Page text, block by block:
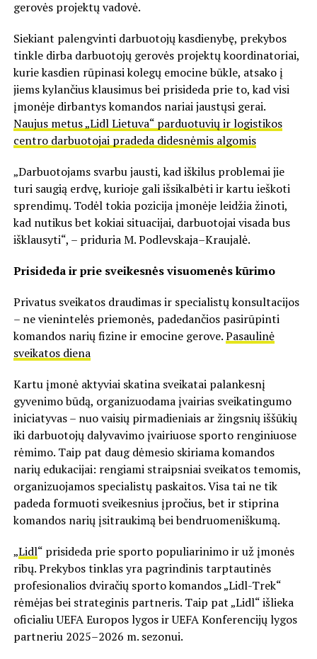
gerovės projektų vadovė.
Siekiant palengvinti darbuotojų kasdienybę, prekybos
tinkle dirba darbuotojų gerovės projektų koordinatoriai,
kurie kasdien rūpinasi kolegų emocine būkle, atsako į
jiems kylančius klausimus bei prisideda prie to, kad visi
įmonėje dirbantys komandos nariai jaustųsi gerai.
Naujus metus „Lidl Lietuva“ parduotuvių ir logistikos
centro darbuotojai pradeda didesnėmis algomis
„Darbuotojams svarbu jausti, kad iškilus problemai jie
turi saugią erdvę, kurioje gali išsikalbėti ir kartu ieškoti
sprendimų. Todėl tokia pozicija įmonėje leidžia žinoti,
kad nutikus bet kokiai situacijai, darbuotojai visada bus
išklausyti“, – priduria M. Podlevskaja–Kraujalė.
Prisideda ir prie sveikesnės visuomenės kūrimo
Privatus sveikatos draudimas ir specialistų konsultacijos
– ne vienintelės priemonės, padedančios pasirūpinti
komandos narių fizine ir emocine gerove.Pasaulinė
sveikatos diena
Kartu įmonė aktyviai skatina sveikatai palankesnį
gyvenimo būdą, organizuodama įvairias sveikatingumo
iniciatyvas – nuo vaisių pirmadieniais ar žingsnių iššūkių
iki darbuotojų dalyvavimo įvairiuose sporto renginiuose
rėmimo. Taip pat daug dėmesio skiriama komandos
narių edukacijai: rengiami straipsniai sveikatos temomis,
organizuojamos specialistų paskaitos. Visa tai ne tik
padeda formuoti sveikesnius įpročius, bet ir stiprina
komandos narių įsitraukimą bei bendruomeniškumą.
„Lidl“ prisideda prie sporto populiarinimo ir už įmonės
ribų. Prekybos tinklas yra pagrindinis tarptautinės
profesionalios dviračių sporto komandos „Lidl-Trek“
rėmėjas bei strateginis partneris. Taip pat „Lidl“ išlieka
oficialiu UEFA Europos lygos ir UEFA Konferencijų lygos
partneriu 2025–2026 m. sezonui.